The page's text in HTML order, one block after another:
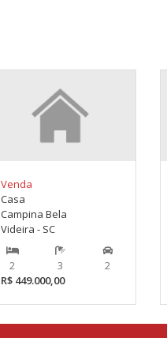
Venda
Casa
Campina Bela
Videira - SC
2 3
2
R$ 449.000,00